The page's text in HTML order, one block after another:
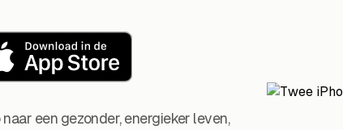
een gezonder, energieker leven,